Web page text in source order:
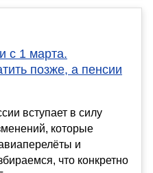
с 1 марта.
позже, а пенсии
вступает в силу
которые
и
что конкретно